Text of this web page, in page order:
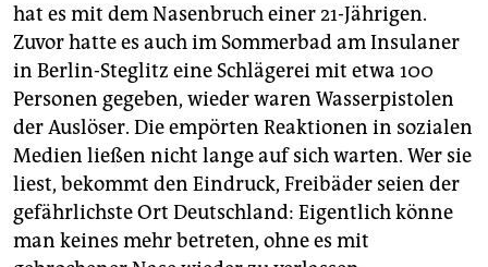
epaper login
hat es mit dem Nasenbruch einer 21-Jährigen.
Zuvor hatte es auch im Sommerbad am Insulaner
in Berlin-Steglitz eine Schlägerei mit etwa 100
Personen gegeben, wieder waren Wasserpistolen
der Auslöser. Die empörten Reaktionen in sozialen
Medien ließen nicht lange auf sich warten. Wer sie
liest, bekommt den Eindruck, Freibäder seien der
gefährlichste Ort Deutschland: Eigentlich könne
man keines mehr betreten, ohne es mit